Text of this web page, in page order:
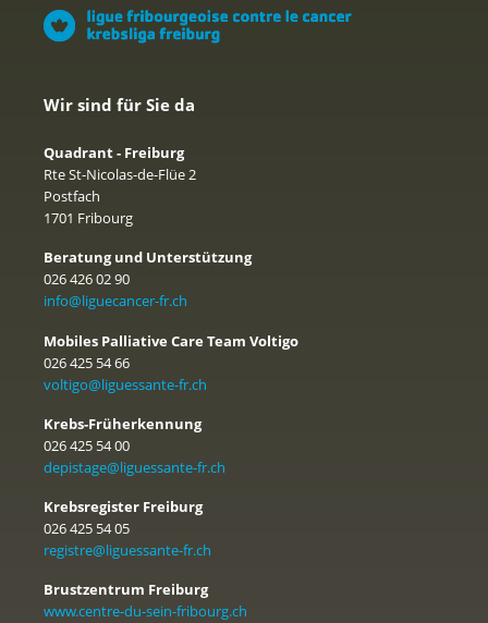
Wir sind für Sie da
Quadrant - Freiburg
Rte St-Nicolas-de-Flüe 2
Postfach
1701 Fribourg
Beratung und Unterstützung
026 426 02 90
info@liguecancer-fr.ch
Mobiles Palliative Care Team Voltigo
026 425 54 66
voltigo@liguessante-fr.ch
Krebs-Früherkennung
026 425 54 00
depistage@liguessante-fr.ch
Krebsregister Freiburg
026 425 54 05
registre@liguessante-fr.ch
Brustzentrum Freiburg
www.centre-du-sein-fribourg.ch